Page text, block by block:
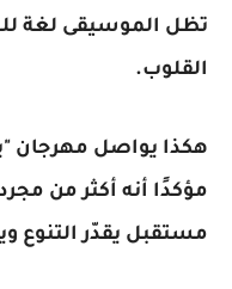
تظل الموسيقى لغة
القلوب.
هكذا يواصل مهرجان
مؤكدًا أنه أكثر من
مستقبل يقدّر التنوع